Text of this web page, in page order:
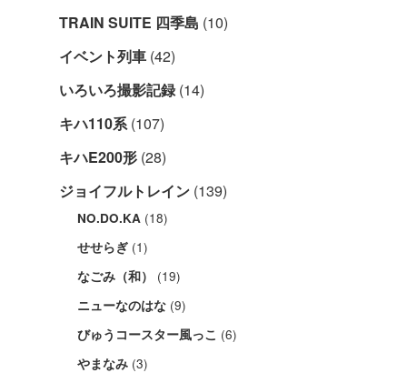
TRAIN SUITE 四季島 (10)
イベント列車 (42)
いろいろ撮影記録 (14)
キハ110系 (107)
キハE200形 (28)
ジョイフルトレイン (139)
NO.DO.KA (18)
せせらぎ (1)
なごみ（和） (19)
ニューなのはな (9)
びゅうコースター風っこ (6)
やまなみ (3)